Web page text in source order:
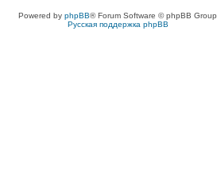
Powered by phpBB® Forum Software © phpBB Group
Русская поддержка phpBB